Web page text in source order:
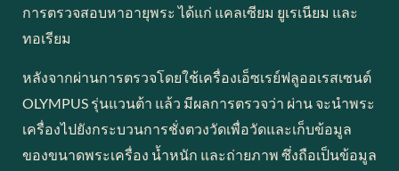
การตรวจสอบหาอายุพระ ได้แก่ แคลเซียม ยูเรเนียม และ
ทอเรียม
หลังจากผ่านการตรวจโดยใช้เครื่องเอ็ซเรย์ฟลูออเรสเซนต์
OLYMPUS รุ่นแวนต้า แล้ว มีผลการตรวจว่า ผ่าน จะนำพระ
เครื่องไปยังกระบวนการชั่งตวงวัดเพื่อวัดและเก็บข้อมูล
ของขนาดพระเครื่อง น้ำหนัก และถ่ายภาพ ซึ่งถือเป็นข้อมูล